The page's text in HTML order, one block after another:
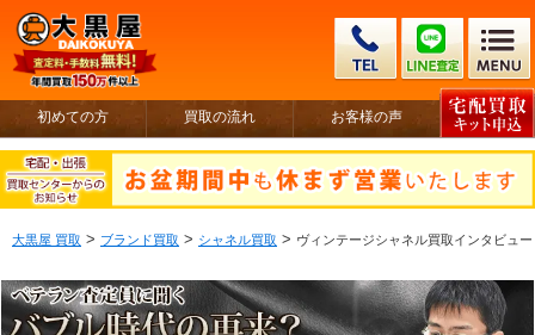
初めての方 買取の流れ お客様の声
大黒屋 買取 > ブランド買取 > シャネル買取 > ヴィンテージシャネル買取インタビュー